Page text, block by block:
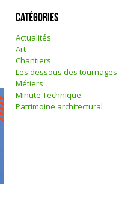
Catégories
Actualités
Art
Chantiers
Les dessous des tournages
Métiers
Minute Technique
Patrimoine architectural